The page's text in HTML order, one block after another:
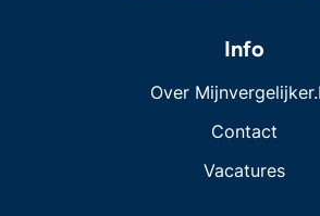
Info
Over
Contact
Vacatures